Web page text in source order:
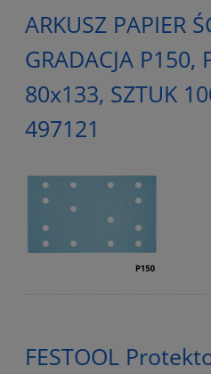
ARKUSZ PAPIER
GRADACJA P150,
80x133, SZTUK
497121
FESTOOL